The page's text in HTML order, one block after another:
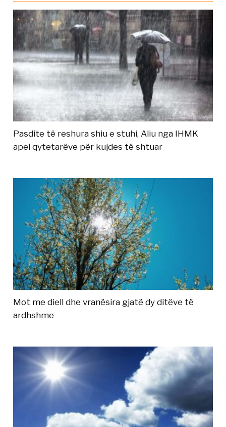
Pasdite të reshura shiu e stuhi, Aliu nga IHMK
apel qytetarëve për kujdes të shtuar
Mot me diell dhe vranësira gjatë dy ditëve të
ardhshme